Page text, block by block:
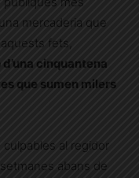
mercaderia que
fets,
cinquantena
que sumen milers
al regidor
abans de